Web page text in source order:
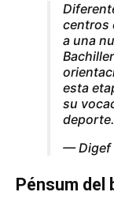
centros
a una
esta
su
deporte.
— Digef
Pénsum del